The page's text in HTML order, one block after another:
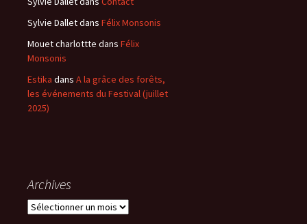
Sylvie Dalletdans Félix Monsonis
Mouet charlottte dans Félix
Monsonis
Estika dans A la grâce des forêts,
les événements du Festival (juillet
2025)
Archives
Archives